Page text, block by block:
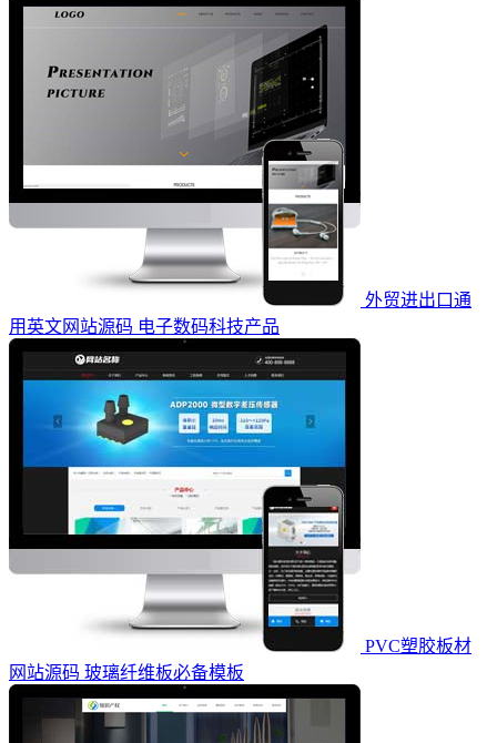
外贸进出口通
用英文网站源码 电子数码科技产品
PVC塑胶板材
网站源码 玻璃纤维板必备模板